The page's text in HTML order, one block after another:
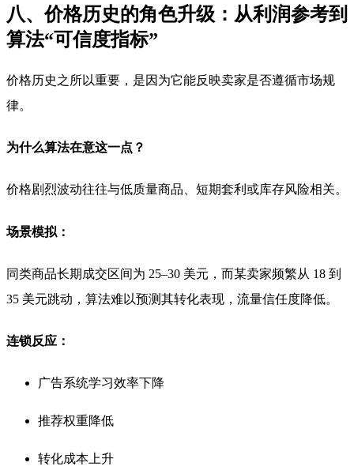
八、价格历史的角色升级：从利润参考到
算法“可信度指标”
价格历史之所以重要，是因为它能反映卖家是否遵循市场规
律。
为什么算法在意这一点？
价格剧烈波动往往与低质量商品、短期套利或库存风险相关。
场景模拟：
同类商品长期成交区间为 25–30 美元，而某卖家频繁从 18 到
35 美元跳动，算法难以预测其转化表现，流量信任度降低。
连锁反应：
广告系统学习效率下降
推荐权重降低
转化成本上升